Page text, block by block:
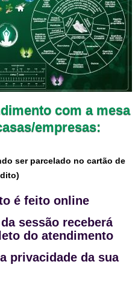
com a mesa
empresas:
ser parcelado no cartão de
é feito online
sessão receberá
do atendimento
privacidade da sua